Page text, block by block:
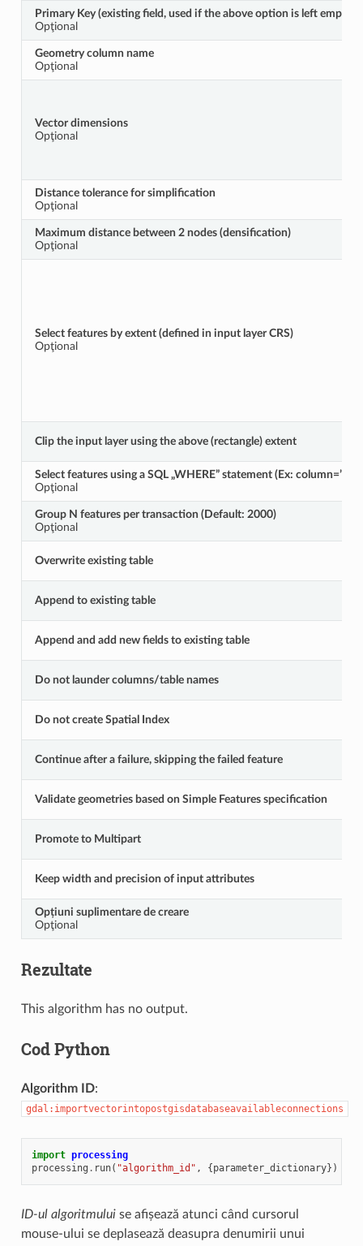
Primary Key (existing field, used if the above option is left empty)
Opţional
Geometry column name
Opţional
Vector dimensions
Opţional
Distance tolerance for simplification
Opţional
Maximum distance between 2 nodes (densification)
Opţional
Select features by extent (defined in input layer CRS)
Opţional
Clip the input layer using the above (rectangle) extent
Select features using a SQL „WHERE” statement (Ex:
Opţional
Group N features per transaction (Default: 2000)
Opţional
Overwrite existing table
Append to existing table
Append and add new fields to existing table
Do not launder columns/table names
Do not create Spatial Index
Continue after a failure, skipping the failed feature
Validate geometries based on Simple Features specification
Promote to Multipart
Keep width and precision of input attributes
Opțiuni suplimentare de creare
Opţional
Rezultate
This algorithm has no output.
Cod Python
Algorithm ID:
gdal:importvectorintopostgisdatabaseavailableconnections
import processing
processing . run( "algorithm_id" , {parameter_dictionary})
ID-ul algoritmuluise afișează atunci când cursorul
mouse-ului se deplasează deasupra denumirii unui